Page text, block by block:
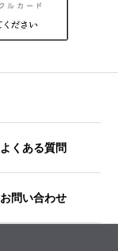
よくある質問
お問い合わせ